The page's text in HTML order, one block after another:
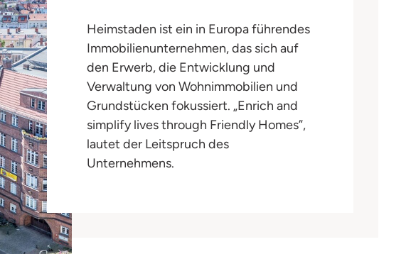
Heimstaden ist ein in Europa führendes
Immobilienunternehmen, das sich auf
den Erwerb, die Entwicklung und
Verwaltung von Wohnimmobilien und
Grundstücken fokussiert. „Enrich and
simplify lives through Friendly Homes”,
lautet der Leitspruch des
Unternehmens.